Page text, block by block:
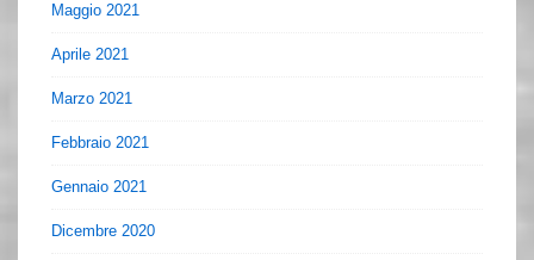
Maggio 2021
Aprile 2021
Marzo 2021
Febbraio 2021
Gennaio 2021
Dicembre 2020